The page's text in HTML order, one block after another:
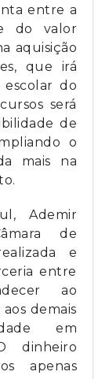
entre a
do valor
aquisição
que irá
do
será
de
o
mais na
Ademir
de
e
entre
ao
demais
em
dinheiro
apenas